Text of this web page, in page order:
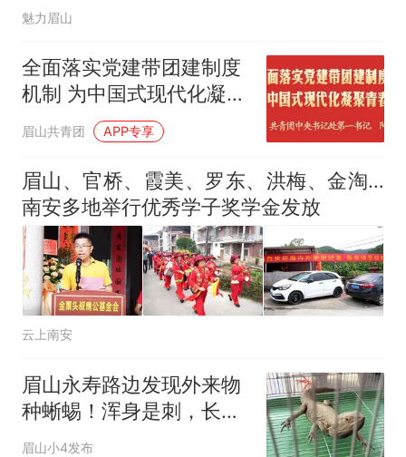
魅力眉山
全面落实党建带团建制度
机制 为中国式现代化凝聚
青春力量
眉山共青团 APP专享
眉山、官桥、霞美、罗东、洪梅、金淘…
南安多地举行优秀学子奖学金发放
云上南安
眉山永寿路边发现外来物
种蜥蜴！浑身是刺，长相
怪异！
眉山小4发布